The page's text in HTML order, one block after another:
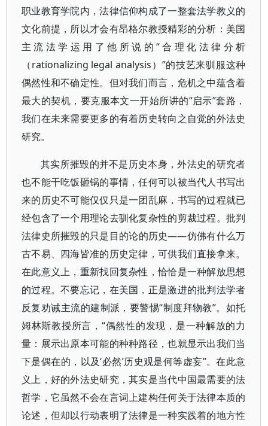
职业教育学院内，法律信仰构成了一整套法学教义的
文化前提，所以才会有昂格尔教授精彩的分析：美国
主流法学运用了他所说的“合理化法律分析
（rationalizing legal analysis）”的技艺来驯服这种
偶然性和不确定性。但对我们而言，危机之中蕴含着
最大的契机，要克服本文一开始所讲的“启示”套路，
我们在未来需要更多的有着历史转向之自觉的外法史
研究。
其实所摧毁的并不是历史本身，外法史的研究者
也不能干吃饭砸锅的事情，任何可以被当代人书写出
来的历史不可能仅仅只是一团乱麻，书写的过程就已
经包含了一个用理论去驯化复杂性的剪裁过程。批判
法律史所摧毁的只是目的论的历史——仿佛有什么万
古不易、四海皆准的历史定律，可供我们直接拿来。
在此意义上，重新找回复杂性，恰恰是一种解放思想
的过程。不要忘记，在美国，正是激进的批判法学者
反复劝诫主流的建制派，要警惕“制度拜物教”。如托
姆林斯教授所言，“偶然性的发现，是一种解放的力
量：展示出原本可能的种种路径，也就显示出我们当
下是偶在的，以及‘必然’历史观是何等虚妄”。在此意
义上，好的外法史研究，其实是当代中国最需要的法
哲学，它虽然不会在言词上建构任何关于法律本质的
论述，但却以行动表明了法律是一种实践着的地方性